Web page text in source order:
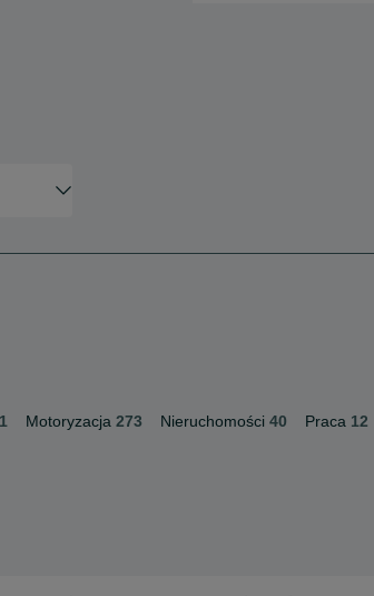
Motoryzacja 273 Nieruchomości 40 Praca 12